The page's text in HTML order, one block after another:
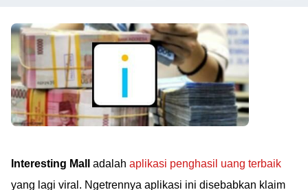
Interesting Mall adalah aplikasi penghasil uang terbaik
yang lagi viral. Ngetrennya aplikasi ini disebabkan klaim